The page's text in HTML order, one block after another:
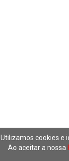
Utilizamos cookies e
Ao aceitar a nossa